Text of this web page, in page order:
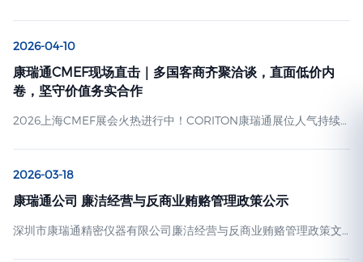
（GMDN代码：65120）已成功完成英国UKCA注册，并完成年费
缴纳，成为英国新医疗器械注册制度实施后，首批完成注册与合规
缴费的中国医疗器械企业之一。 本次注册由康瑞通英国授权代表
2026-04-10
康瑞通CMEF现场直击｜多国客商齐聚洽谈，直面低价内
卷，坚守价值务实合作
2026上海CMEF展会火热进行中！CORITON康瑞通展位人气持续
扰，同步梳理出务实的经营合作思路，收获到场客户的一致认同。
五洲客商到访，现场务实畅聊合作 展会正酣，来自澳洲、美洲、非
待，细致展示各类定制医疗推车实景效果，围绕产品适配、实际采
购需求坦诚沟通对接…
2026-03-18
康瑞通公司 廉洁经营与反商业贿赂管理政策公示
深圳市康瑞通精密仪器有限公司廉洁经营与反商业贿赂管理政策文